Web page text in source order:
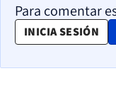
Para comentar
INICIA SESIÓN